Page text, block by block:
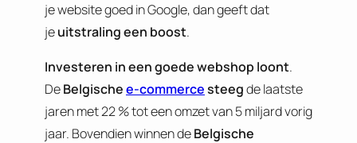
je website goed in Google, dan geeft dat
jeuitstraling een boost.
Investeren in een goede webshop loont.
DeBelgischee-commercesteegde laatste
jaren met 22 % tot een omzet van 5 miljard vorig
jaar. Bovendien winnen deBelgische